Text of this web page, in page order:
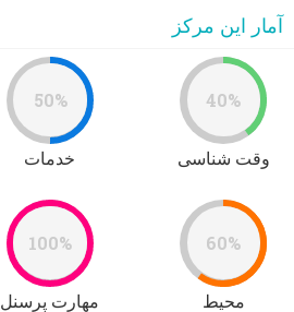
آمار این مرکز
60%
محیط
100%
مهارت پرسنل
40%
وقت شناسی
50%
خدمات